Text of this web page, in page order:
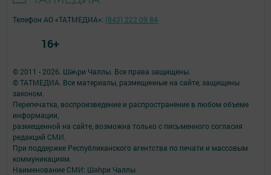
© 2011 - 2026. Шәһри Чаллы. Все права защищены.
© ТАТМЕДИА. Все материалы, размещенные на сайте, защищены
законом.
Перепечатка, воспроизведение и распространение в любом объеме
информации,
размещенной на сайте, возможна только с письменного согласия
редакций СМИ.
При поддержке Республиканского агентства по печати и массовым
коммуникациям.
Наименование СМИ: Шəhри Чаллы
Телефон АО «ТАТМЕДИА»: (843) 222 09 84
16+